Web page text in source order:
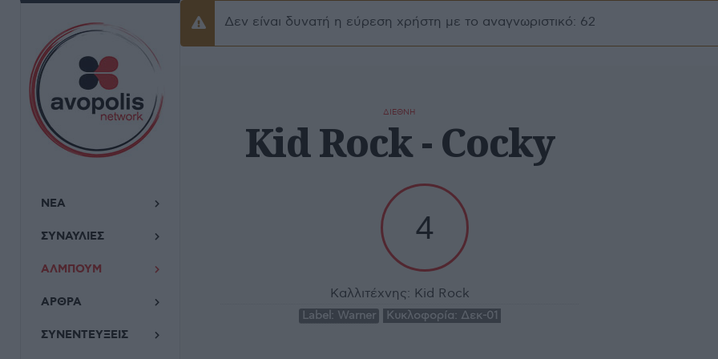
ΝΕΑ
ΣΥΝΑΥΛΙΕΣ
ΑΛΜΠΟΥΜ
ΑΡΘΡΑ
ΣΥΝΕΝΤΕΥΞΕΙΣ
Προειδοποίσηση
Δεν είναι δυνατή η εύρεση χρήστη με το αναγνωριστικό: 62
ΔΙΕΘΝΗ
Kid Rock - Cocky
4
Καλλιτέχνης: Kid Rock
Label: Warner Κυκλοφορία: Δεκ-01